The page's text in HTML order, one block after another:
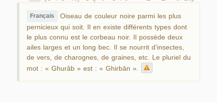
Français Oiseau de couleur noire parmi les plus
pernicieux qui soit. Il en existe différents types dont
le plus connu est le corbeau noir. Il possède deux
ailes larges et un long bec. Il se nourrit d’insectes,
de vers, de charognes, de graines, etc. Le pluriel du
mot : « Ghurâb » est : « Ghirbân ».